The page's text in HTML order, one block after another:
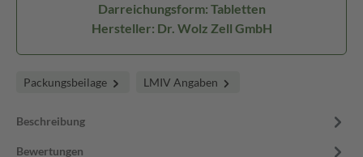
Darreichungsform: Tabletten
Hersteller: Dr. Wolz Zell GmbH
Packungsbeilage LMIV Angaben
Beschreibung
Bewertungen